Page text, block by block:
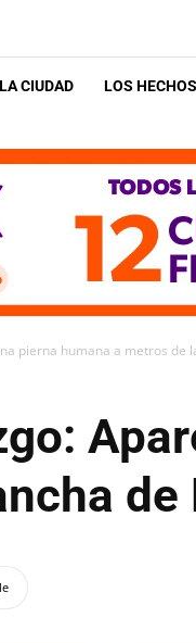
LA CIUDAD LOS HECHOS
pierna humana a metros de
de